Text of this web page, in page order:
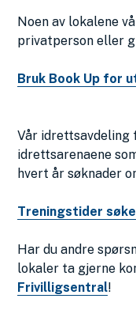
Noen av lokalene
privatperson eller
Bruk Book Up for
Vår idrettsavdeling
idrettsarenaene
hvert år søknader
Treningstider
Har du andre
lokaler ta gjerne
Frivilligsentral!